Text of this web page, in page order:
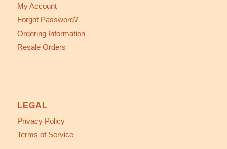
My Account
Forgot Password?
Ordering Information
Resale Orders
LEGAL
Privacy Policy
Terms of Service